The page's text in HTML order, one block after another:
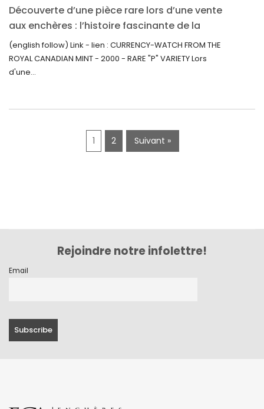
octobre 2019
septembre 2019
juin 2019
avril 2019
Découverte d’une pièce rare lors d’une vente
aux enchères : l’histoire fascinante de la
Monnaie-Montre de la Monnaie Royale du
Canada (2000) Rare Variété « P »
(english follow) Link - lien : CURRENCY-WATCH FROM THE
ROYAL CANADIAN MINT - 2000 - RARE "P" VARIETY Lors
d'une...
1 2 Suivant »
Rejoindre notre infolettre!
Email